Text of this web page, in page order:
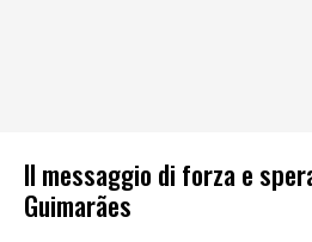
Il messaggio di forza e
Guimarães